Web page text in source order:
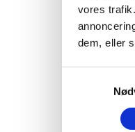
vores
dem, eller